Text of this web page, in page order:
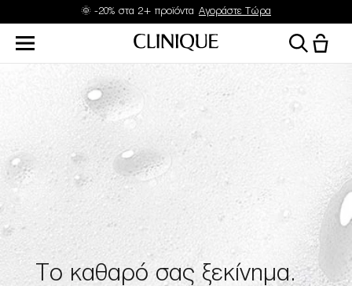
🌞 -20% στα 2+ προϊόντα Αγοράστε Τώρα
Το καθαρό σας ξεκίνημα.